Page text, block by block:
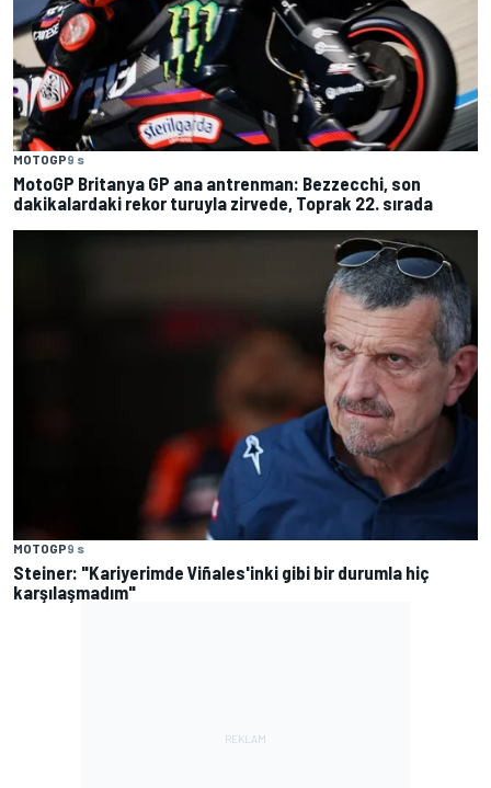
MOTOGP9 s
MotoGP Britanya GP ana antrenman: Bezzecchi, son
dakikalardaki rekor turuyla zirvede, Toprak 22. sırada
MOTOGP9 s
Steiner: "Kariyerimde Viñales'inki gibi bir durumla hiç
karşılaşmadım"